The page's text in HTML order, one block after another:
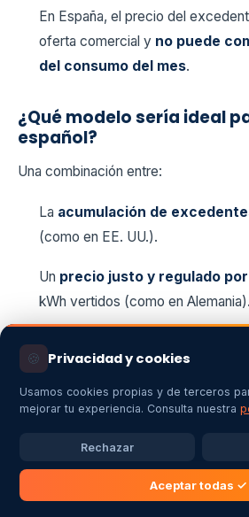
En España, el precio del
oferta comercial y no puede
del consumo del mes.
¿Qué modelo sería ideal
español?
Una combinación entre:
La acumulación de
(como en EE. UU.).
Un precio justo y regulado
kWh vertidos (como en Alemania).
Mientras tanto, el modelo español
mejorable, especialmente para
de lo que consumen o tienen baja
el sistema actual ha permitido que
empresas den el salto al
regulación del precio de los
🍪 Privacidad y cookies
Usamos cookies propias y de terceros
mejorar tu experiencia. Consulta nuestra
Rechazar
Aceptar todas ✓